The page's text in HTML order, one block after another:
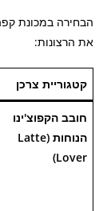
הבחירה במכונת
את הרצונות:
קטגוריית צרכן
חובב הקפוצ'ינו
הנוחות (Latte
Lover)